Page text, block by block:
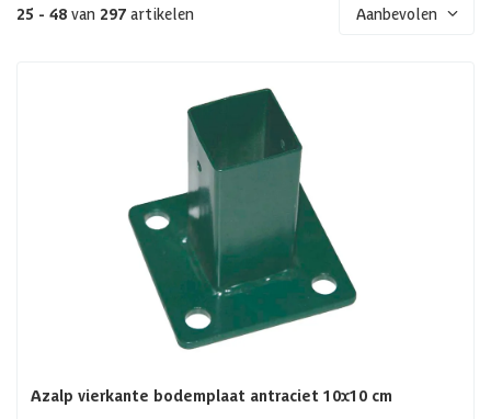
25 - 48 van 297 artikelen Aanbevolen
Azalp vierkante bodemplaat antraciet 10x10 cm